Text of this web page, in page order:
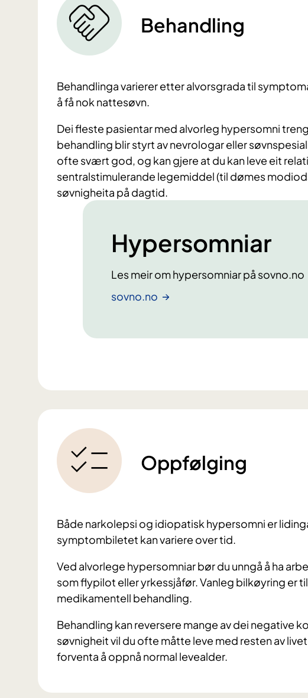
Behandling
Behandlinga varierer etter alvorsgrada til
å få nok nattesøvn.
Dei fleste pasientar med alvorleg hypersomni
behandling blir styrt av nevrologar eller
ofte svært god, og kan gjere at du kan leve eit
sentralstimulerande legemiddel (til dømes
søvnigheita på dagtid.
Hypersomniar
Les meir om hypersomniar på sovno.no
sovno.no
Oppfølging
Både narkolepsi og idiopatisk hypersomni er
symptombiletet kan variere over tid.
Ved alvorlege hypersomniar bør du unngå å ha
som flypilot eller yrkessjåfør. Vanleg bilkøyring er
medikamentell behandling.
Behandling kan reversere mange av dei negative
søvnigheit vil du ofte måtte leve med resten av
forventa å oppnå normal levealder.